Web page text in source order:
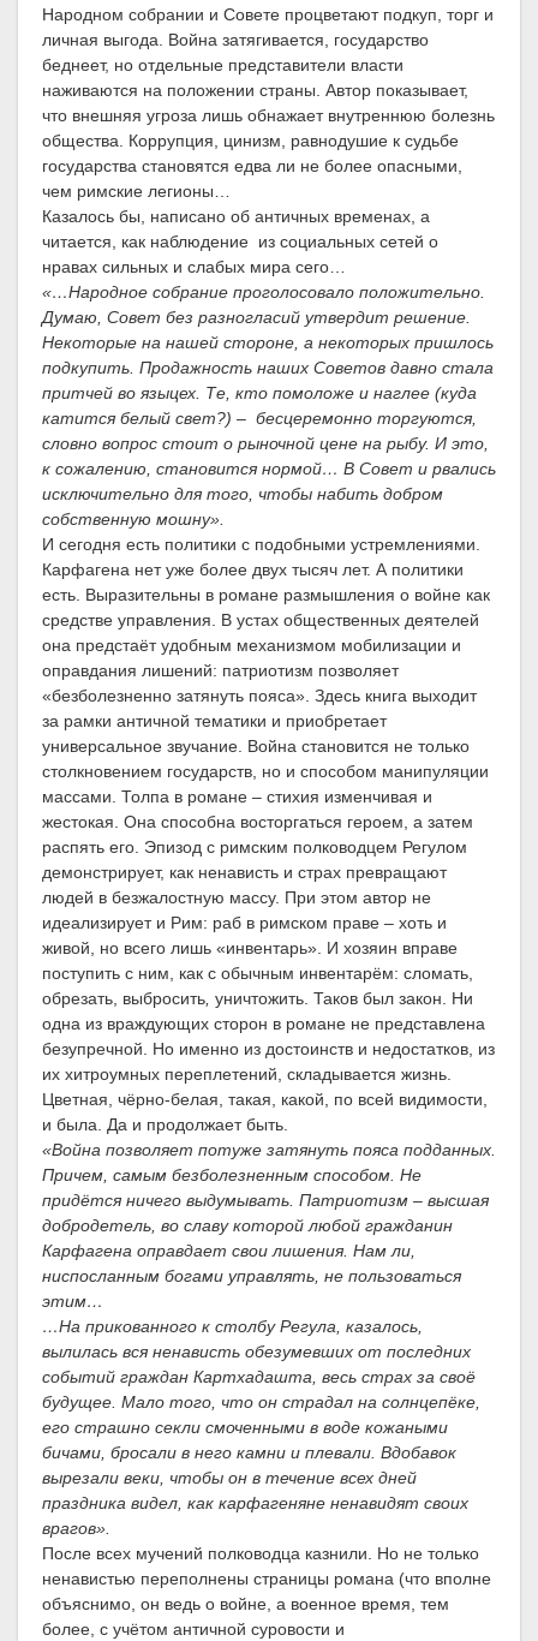
Народном собрании и Совете процветают подкуп, торг и
личная выгода. Война затягивается, государство
беднеет, но отдельные представители власти
наживаются на положении страны. Автор показывает,
что внешняя угроза лишь обнажает внутреннюю болезнь
общества. Коррупция, цинизм, равнодушие к судьбе
государства становятся едва ли не более опасными,
чем римские легионы…
Казалось бы, написано об античных временах, а
читается, как наблюдение из социальных сетей о
нравах сильных и слабых мира сего…
«…Народное собрание проголосовало положительно.
Думаю, Совет без разногласий утвердит решение.
Некоторые на нашей стороне, а некоторых пришлось
подкупить. Продажность наших Советов давно стала
притчей во языцех. Те, кто помоложе и наглее (куда
катится белый свет?) – бесцеремонно торгуются,
словно вопрос стоит о рыночной цене на рыбу. И это,
к сожалению, становится нормой… В Совет и рвались
исключительно для того, чтобы набить добром
собственную мошну».
И сегодня есть политики с подобными устремлениями.
Карфагена нет уже более двух тысяч лет. А политики
есть. Выразительны в романе размышления о войне как
средстве управления. В устах общественных деятелей
она предстаёт удобным механизмом мобилизации и
оправдания лишений: патриотизм позволяет
«безболезненно затянуть пояса». Здесь книга выходит
за рамки античной тематики и приобретает
универсальное звучание. Война становится не только
столкновением государств, но и способом манипуляции
массами. Толпа в романе – стихия изменчивая и
жестокая. Она способна восторгаться героем, а затем
распять его. Эпизод с римским полководцем Регулом
демонстрирует, как ненависть и страх превращают
людей в безжалостную массу. При этом автор не
идеализирует и Рим: раб в римском праве – хоть и
живой, но всего лишь «инвентарь». И хозяин вправе
поступить с ним, как с обычным инвентарём: сломать,
обрезать, выбросить, уничтожить. Таков был закон. Ни
одна из враждующих сторон в романе не представлена
безупречной. Но именно из достоинств и недостатков, из
их хитроумных переплетений, складывается жизнь.
Цветная, чёрно-белая, такая, какой, по всей видимости,
и была. Да и продолжает быть.
«Война позволяет потуже затянуть пояса подданных.
Причем, самым безболезненным способом. Не
придётся ничего выдумывать. Патриотизм – высшая
добродетель, во славу которой любой гражданин
Карфагена оправдает свои лишения. Нам ли,
ниспосланным богами управлять, не пользоваться
этим…
…На прикованного к столбу Регула, казалось,
вылилась вся ненависть обезумевших от последних
событий граждан Картхадашта, весь страх за своё
будущее. Мало того, что он страдал на солнцепёке,
его страшно секли смоченными в воде кожаными
бичами, бросали в него камни и плевали. Вдобавок
вырезали веки, чтобы он в течение всех дней
праздника видел, как карфагеняне ненавидят своих
врагов».
После всех мучений полководца казнили. Но не только
ненавистью переполнены страницы романа (что вполне
объяснимо, он ведь о войне, а военное время, тем
более, с учётом античной суровости и